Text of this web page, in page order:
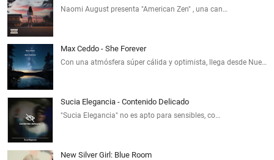
Naomi August presenta "American Zen" , una can…
Max Ceddo - She Forever
Con una atmósfera súper cálida y optimista, llega desde Nue…
Sucia Elegancia - Contenido Delicado
"Sucia Elegancia" no es apto para sensibles, co…
New Silver Girl: Blue Room